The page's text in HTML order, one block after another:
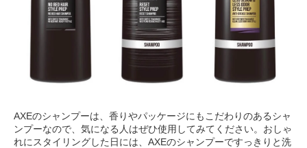
AXEのシャンプーは、香りやパッケージにもこだわりのあるシャ
ンプーなので、気になる人はぜひ使用してみてください。おしゃ
れにスタイリングした日には、AXEのシャンプーですっきりと洗